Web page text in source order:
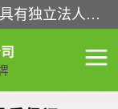
厦门晶鼎自动化科技有限公司是一家具有独立法人资格的高新技术企业；代理销售的产品有台湾威纶触摸屏，魏德米勒全系列，永宏触摸屏,威纶触摸屏,台湾威纶weinview触摸屏,台湾永宏PLC，FATEK,永宏伺服,图儿克总线，施耐德，欧姆龙，西门子，富士变频，K&N蓝系列， BUSSMANN，松下变频器，丹佛斯变频器等。